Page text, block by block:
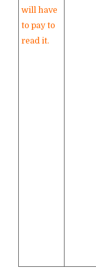
will have
to pay to
read it.